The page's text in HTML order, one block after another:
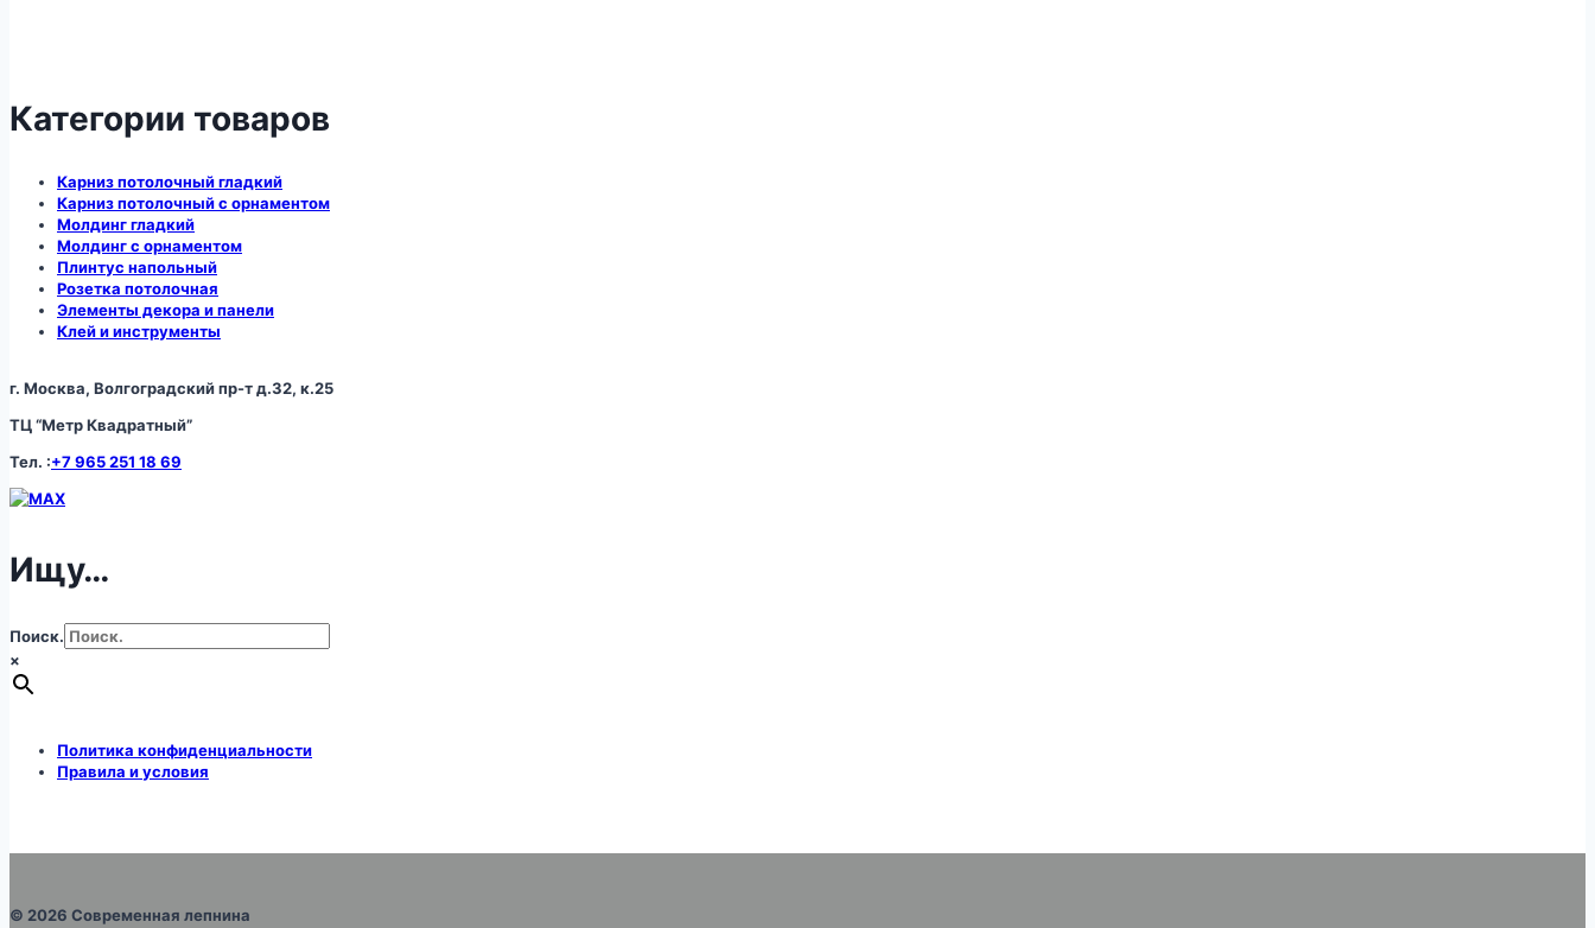
Категории товаров
Карниз потолочный гладкий
Карниз потолочный с орнаментом
Молдинг гладкий
Молдинг с орнаментом
Плинтус напольный
Розетка потолочная
Элементы декора и панели
Клей и инструменты
г. Москва, Волгоградский пр-т д.32, к.25
ТЦ “Метр Квадратный”
Тел. :+7 965 251 18 69
Ищу…
Поиск.
×
Политика конфиденциальности
Правила и условия
© 2026 Современная лепнина